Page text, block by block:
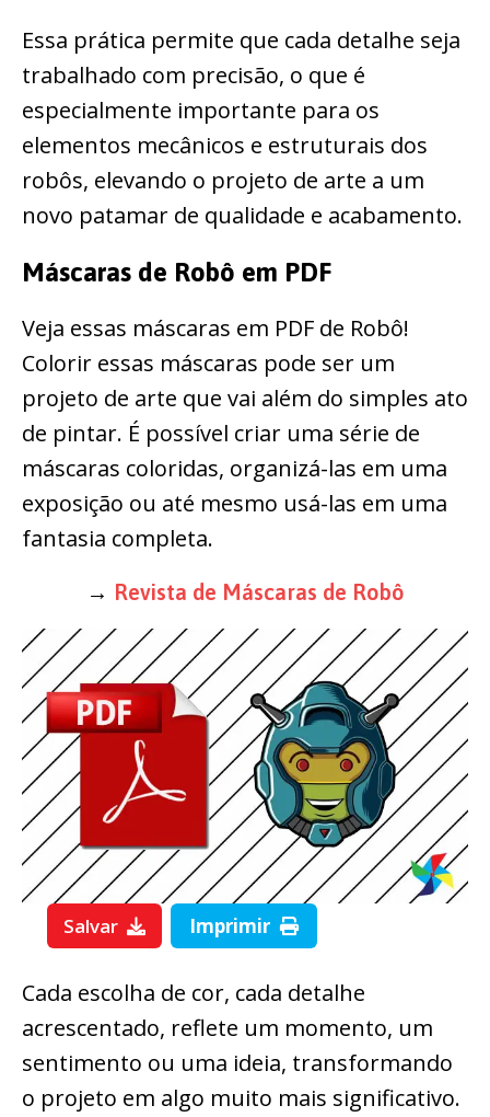
Essa prática permite que cada detalhe seja
trabalhado com precisão, o que é
especialmente importante para os
elementos mecânicos e estruturais dos
robôs, elevando o projeto de arte a um
novo patamar de qualidade e acabamento.
Máscaras de Robô em PDF
Veja essas máscaras em PDF de Robô!
Colorir essas máscaras pode ser um
projeto de arte que vai além do simples ato
de pintar. É possível criar uma série de
máscaras coloridas, organizá-las em uma
exposição ou até mesmo usá-las em uma
fantasia completa.
→ Revista de Máscaras de Robô
Salvar Imprimir
Cada escolha de cor, cada detalhe
acrescentado, reflete um momento, um
sentimento ou uma ideia, transformando
o projeto em algo muito mais significativo.